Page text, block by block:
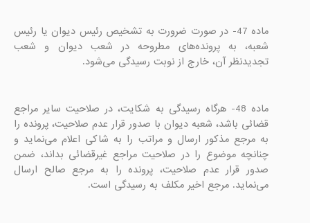
ماده 47- در صورت ضرورت به تشخیص رئیس دیوان یا رئیس
شعبه، به پرونده‌های مطروحه در شعب دیوان و شعب
تجدیدنظر آن، خارج از نوبت رسیدگی می‌شود.
ماده 48- هرگاه رسیدگی به شکایت، در صلاحیت سایر مراجع
قضائی باشد، شعبه دیوان با صدور قرار عدم صلاحیت، پرونده را
به مرجع مذکور ارسال و مراتب را به شاکی اعلام می‌نماید و
چنانچه موضوع را در صلاحیت مراجع غیرقضائی بداند، ضمن
صدور قرار عدم صلاحیت، پرونده را به مرجع صالح ارسال
می‌نماید. مرجع اخیر مکلف به رسیدگی است.